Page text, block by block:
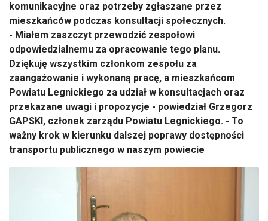
komunikacyjne oraz potrzeby zgłaszane przez
mieszkańców podczas konsultacji społecznych.
- Miałem zaszczyt przewodzić zespołowi
odpowiedzialnemu za opracowanie tego planu.
Dziękuję wszystkim członkom zespołu za
zaangażowanie i wykonaną pracę, a mieszkańcom
Powiatu Legnickiego za udział w konsultacjach oraz
przekazane uwagi i propozycje - powiedział Grzegorz
GAPSKI, członek zarządu Powiatu Legnickiego. - To
ważny krok w kierunku dalszej poprawy dostępności
transportu publicznego w naszym powiecie